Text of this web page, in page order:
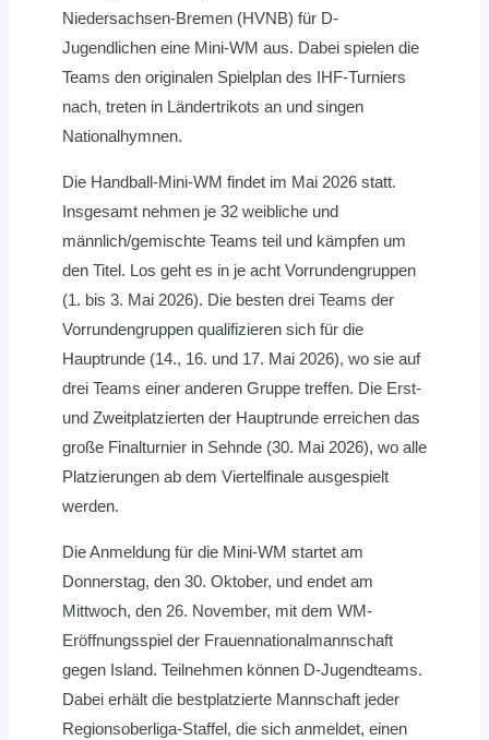
Niedersachsen-Bremen (HVNB) für D-
Jugendlichen eine Mini-WM aus. Dabei spielen die
Teams den originalen Spielplan des IHF-Turniers
nach, treten in Ländertrikots an und singen
Nationalhymnen.
Die Handball-Mini-WM findet im Mai 2026 statt.
Insgesamt nehmen je 32 weibliche und
männlich/gemischte Teams teil und kämpfen um
den Titel. Los geht es in je acht Vorrundengruppen
(1. bis 3. Mai 2026). Die besten drei Teams der
Vorrundengruppen qualifizieren sich für die
Hauptrunde (14., 16. und 17. Mai 2026), wo sie auf
drei Teams einer anderen Gruppe treffen. Die Erst-
und Zweitplatzierten der Hauptrunde erreichen das
große Finalturnier in Sehnde (30. Mai 2026), wo alle
Platzierungen ab dem Viertelfinale ausgespielt
werden.
Die Anmeldung für die Mini-WM startet am
Donnerstag, den 30. Oktober, und endet am
Mittwoch, den 26. November, mit dem WM-
Eröffnungsspiel der Frauennationalmannschaft
gegen Island. Teilnehmen können D-Jugendteams.
Dabei erhält die bestplatzierte Mannschaft jeder
Regionsoberliga-Staffel, die sich anmeldet, einen